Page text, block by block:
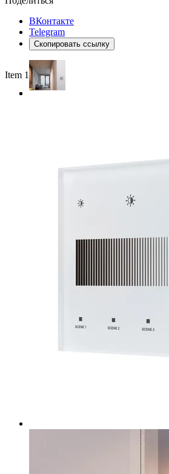
ВКонтакте
Telegram
Скопировать ссылку
Item 1 of 3